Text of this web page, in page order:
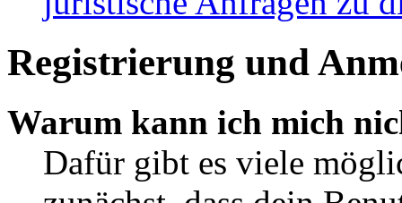
Registrierung und
Warum kann ich mich
Dafür gibt es viele